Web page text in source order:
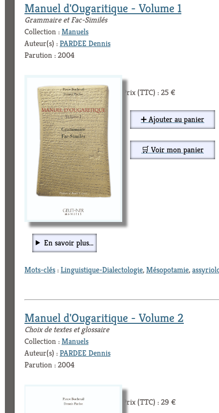
Manuel d'Ougaritique - Volume 1
Grammaire et Fac-Similés
Collection :Manuels
Auteur(s) :PARDEE Dennis
Parution : 2004
Prix (TTC) : 25 €
➕ Ajouter au panier
🛒 Voir mon panier
En savoir plus...
Mots-clés:Linguistique-Dialectologie,Mésopotamie,
Manuel d'Ougaritique - Volume 2
Choix de textes et glossaire
Collection :Manuels
Auteur(s) :PARDEE Dennis
Parution : 2004
Prix (TTC) : 29 €